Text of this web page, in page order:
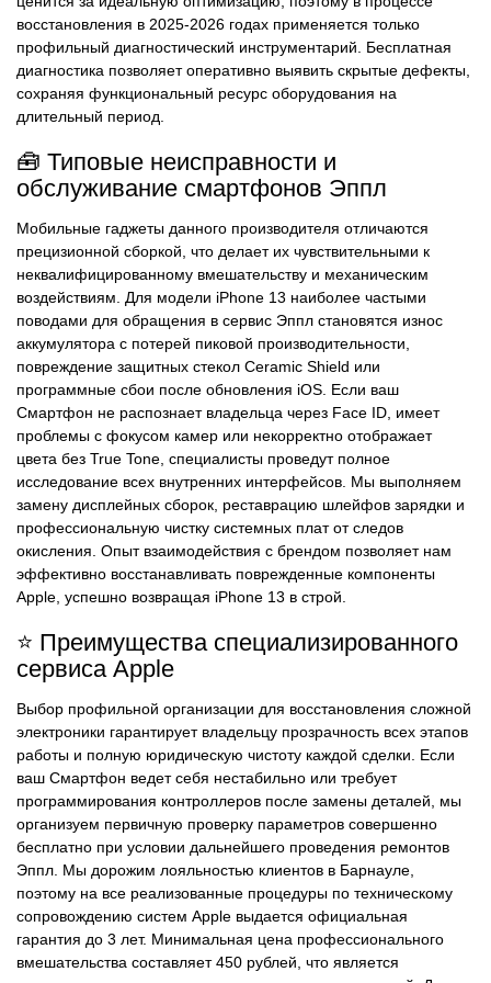
восстановления в 2025-2026 годах применяется только
профильный диагностический инструментарий. Бесплатная
диагностика позволяет оперативно выявить скрытые дефекты,
сохраняя функциональный ресурс оборудования на
длительный период.
🧰 Типовые неисправности и
обслуживание смартфонов Эппл
Мобильные гаджеты данного производителя отличаются
прецизионной сборкой, что делает их чувствительными к
неквалифицированному вмешательству и механическим
воздействиям. Для модели iPhone 13 наиболее частыми
поводами для обращения в сервис Эппл становятся износ
аккумулятора с потерей пиковой производительности,
повреждение защитных стекол Ceramic Shield или
программные сбои после обновления iOS. Если ваш
Смартфон не распознает владельца через Face ID, имеет
проблемы с фокусом камер или некорректно отображает
цвета без True Tone, специалисты проведут полное
исследование всех внутренних интерфейсов. Мы выполняем
замену дисплейных сборок, реставрацию шлейфов зарядки и
профессиональную чистку системных плат от следов
окисления. Опыт взаимодействия с брендом позволяет нам
эффективно восстанавливать поврежденные компоненты
Apple, успешно возвращая iPhone 13 в строй.
⭐ Преимущества специализированного
сервиса Apple
Выбор профильной организации для восстановления сложной
электроники гарантирует владельцу прозрачность всех этапов
работы и полную юридическую чистоту каждой сделки. Если
ваш Смартфон ведет себя нестабильно или требует
программирования контроллеров после замены деталей, мы
организуем первичную проверку параметров совершенно
бесплатно при условии дальнейшего проведения ремонтов
Эппл. Мы дорожим лояльностью клиентов в Барнауле,
поэтому на все реализованные процедуры по техническому
сопровождению систем Apple выдается официальная
гарантия до 3 лет. Минимальная цена профессионального
вмешательства составляет 450 рублей, что является